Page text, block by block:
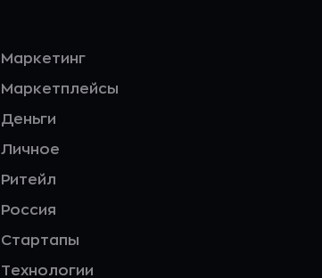
Маркетинг
Маркетплейсы
Деньги
Личное
Ритейл
Россия
Стартапы
Технологии